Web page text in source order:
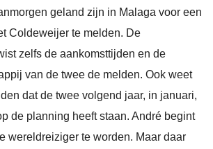
geland zijn in Malaga voor een
Coldeweijer te melden. De
zelfs de aankomsttijden en de
van de twee de melden. Ook weet
dat de twee volgend jaar, in januari,
de planning heeft staan. André begint
wereldreiziger te worden. Maar daar